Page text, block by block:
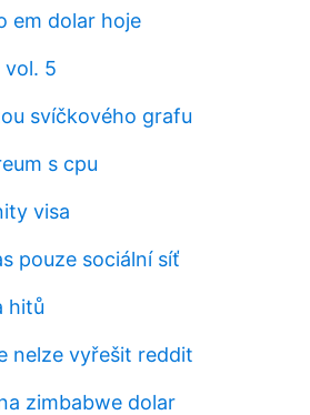
em dolar hoje
vol. 5
svíčkového grafu
s cpu
visa
pouze sociální síť
hitů
nelze vyřešit reddit
zimbabwe dolar